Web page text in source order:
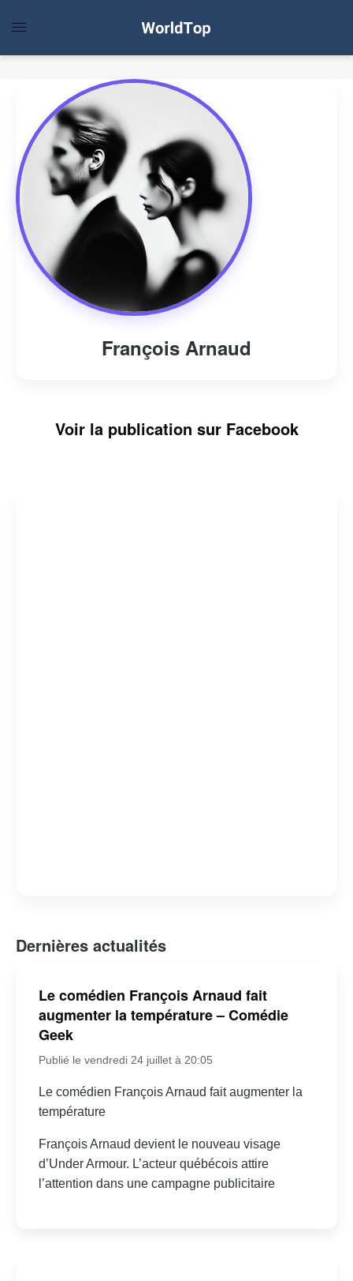
François Arnaud
Voir la publication sur Facebook
Dernières actualités
Le comédien François Arnaud fait
augmenter la température – Comédie
Geek
Publié le vendredi 24 juillet à 20:05
Le comédien François Arnaud fait augmenter la
température
François Arnaud devient le nouveau visage
d’Under Armour. L’acteur québécois attire
l’attention dans une campagne publicitaire